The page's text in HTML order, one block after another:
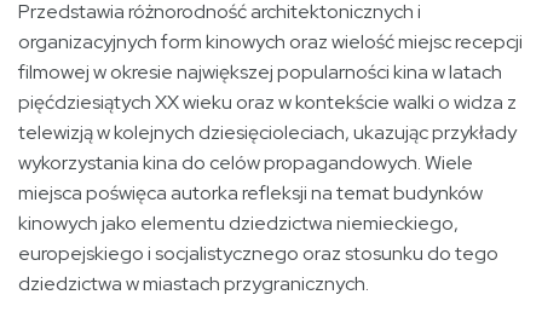
Przedstawia różnorodność architektonicznych i
organizacyjnych form kinowych oraz wielość miejsc recepcji
filmowej w okresie największej popularności kina w latach
pięćdziesiątych XX wieku oraz w kontekście walki o widza z
telewizją w kolejnych dziesięcioleciach, ukazując przykłady
wykorzystania kina do celów propagandowych. Wiele
miejsca poświęca autorka refleksji na temat budynków
kinowych jako elementu dziedzictwa niemieckiego,
europejskiego i socjalistycznego oraz stosunku do tego
dziedzictwa w miastach przygranicznych.